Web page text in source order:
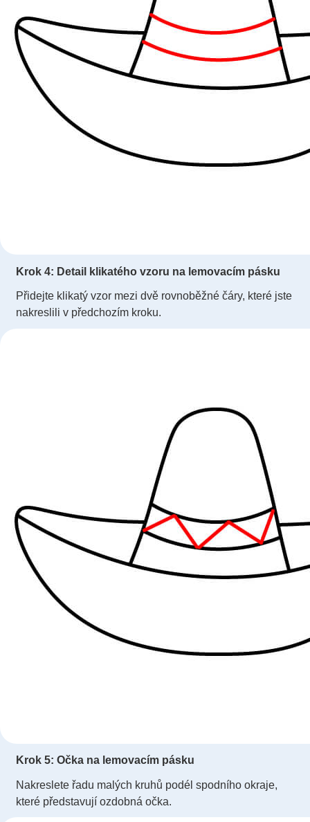
Krok 4: Detail klikatého vzoru na lemovacím pásku
Přidejte klikatý vzor mezi dvě rovnoběžné čáry, které jste
nakreslili v předchozím kroku.
Krok 5: Očka na lemovacím pásku
Nakreslete řadu malých kruhů podél spodního okraje,
které představují ozdobná očka.